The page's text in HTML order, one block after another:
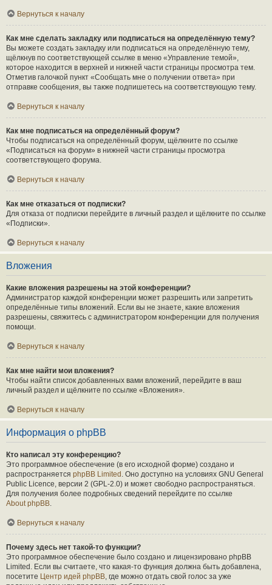
Вернуться к началу
Как мне сделать закладку или подписаться на определённую тему?
Вы можете создать закладку или подписаться на определённую тему,
щёлкнув по соответствующей ссылке в меню «Управление темой»,
которое находится в верхней и нижней части страницы просмотра тем.
Отметив галочкой пункт «Сообщать мне о получении ответа» при
отправке сообщения, вы также подпишетесь на соответствующую тему.
Вернуться к началу
Как мне подписаться на определённый форум?
Чтобы подписаться на определённый форум, щёлкните по ссылке
«Подписаться на форум» в нижней части страницы просмотра
соответствующего форума.
Вернуться к началу
Как мне отказаться от подписки?
Для отказа от подписки перейдите в личный раздел и щёлкните по ссылке
«Подписки».
Вернуться к началу
Вложения
Какие вложения разрешены на этой конференции?
Администратор каждой конференции может разрешить или запретить
определённые типы вложений. Если вы не знаете, какие вложения
разрешены, свяжитесь с администратором конференции для получения
помощи.
Вернуться к началу
Как мне найти мои вложения?
Чтобы найти список добавленных вами вложений, перейдите в ваш
личный раздел и щёлкните по ссылке «Вложения».
Вернуться к началу
Информация о phpBB
Кто написал эту конференцию?
Это программное обеспечение (в его исходной форме) создано и
распространяется phpBB Limited . Оно доступно на условиях GNU General
Public Licence, версии 2 (GPL-2.0) и может свободно распространяться.
Для получения более подробных сведений перейдите по ссылке
About phpBB.
Вернуться к началу
Почему здесь нет такой-то функции?
Это программное обеспечение было создано и лицензировано phpBB
Limited. Если вы считаете, что какая-то функция должна быть добавлена,
посетите Центр идей phpBB, где можно отдать свой голос за уже